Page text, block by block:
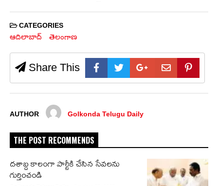
CATEGORIES
ఆదిలాబాద్ తెలంగాణ
Share This
AUTHOR Golkonda Telugu Daily
THE POST RECOMMENDS
దశాబ్ద కాలంగా పార్టీకి చేసిన సేవలను
గుర్తించండి